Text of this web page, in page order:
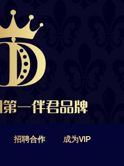
招聘合作 成为VIP
招聘合作
布里斯班